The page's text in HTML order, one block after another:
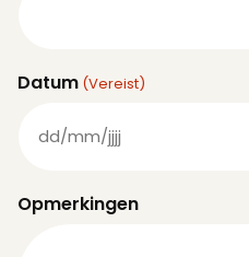
Datum (Vereist)
DD
MM
Opmerkingen